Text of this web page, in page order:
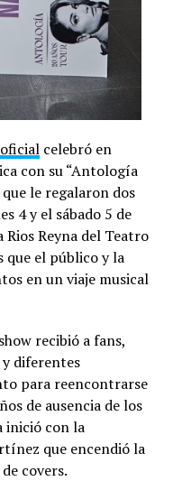
celebró en
con su “Antología
le regalaron dos
4 y el sábado 5 de
Reyna del Teatro
que el público y la
en un viaje musical
recibió a fans,
diferentes
para reencontrarse
de ausencia de los
inició con la
que encendió la
covers.